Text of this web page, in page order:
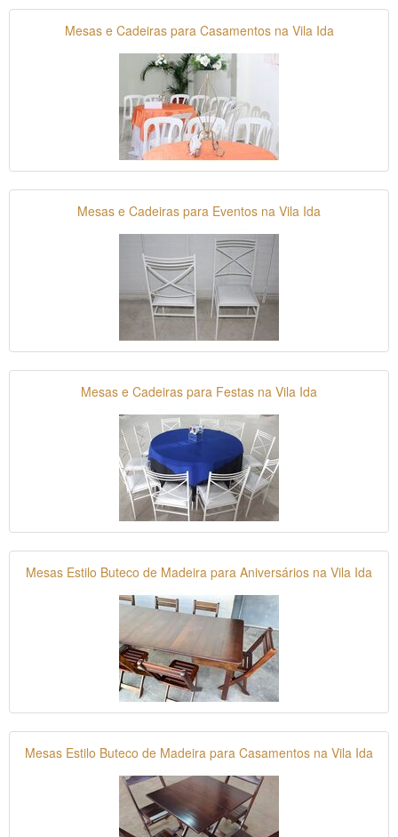
Mesas e Cadeiras para Casamentos na Vila Ida
Mesas e Cadeiras para Eventos na Vila Ida
Mesas e Cadeiras para Festas na Vila Ida
Mesas Estilo Buteco de Madeira para Aniversários na Vila Ida
Mesas Estilo Buteco de Madeira para Casamentos na Vila Ida